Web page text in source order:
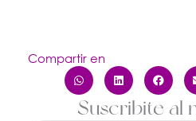
Compartir en
Suscribite al